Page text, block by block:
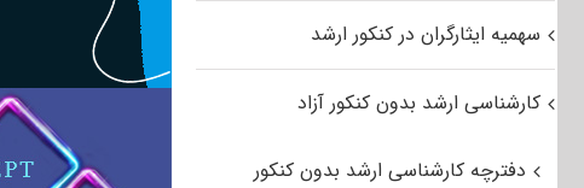
سهمیه ایثارگران در کنکور ارشد
کارشناسی ارشد بدون کنکور آزاد
دفترچه کارشناسی ارشد بدون کنکور